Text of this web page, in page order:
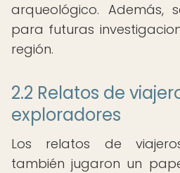
arqueológico. Además,
para futuras
región.
2.2 Relatos de
exploradores
Los relatos de
también jugaron un